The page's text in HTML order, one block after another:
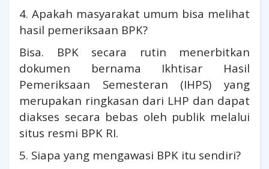
4. Apakah masyarakat umum bisa melihat
hasil pemeriksaan BPK?
Bisa. BPK secara rutin menerbitkan
dokumen bernama Ikhtisar Hasil
Pemeriksaan Semesteran (IHPS) yang
merupakan ringkasan dari LHP dan dapat
diakses secara bebas oleh publik melalui
situs resmi BPK RI.
5. Siapa yang mengawasi BPK itu sendiri?